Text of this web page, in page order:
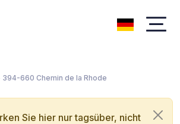
660 Chemin de la Rhode
Sie hier nur tagsüber, nicht